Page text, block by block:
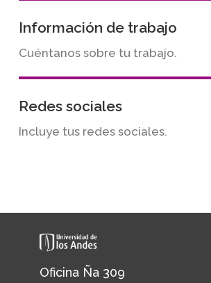
Información de trabajo
Cuéntanos sobre tu trabajo.
Redes sociales
Incluye tus redes sociales.
Oficina Ña 309